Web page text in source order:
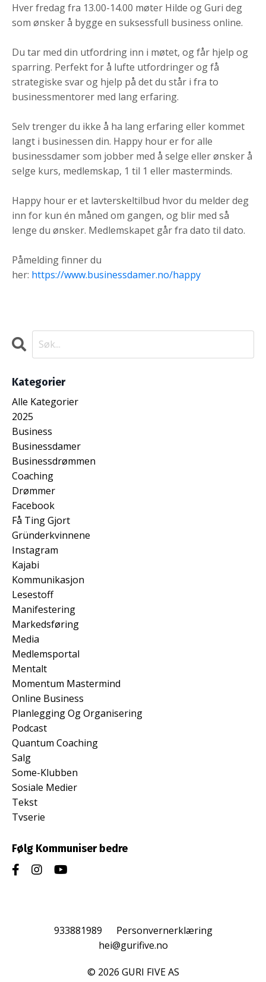
Hver fredag fra 13.00-14.00 møter Hilde og Guri deg
som ønsker å bygge en suksessfull business online.
Du tar med din utfordring inn i møtet, og får hjelp og
sparring. Perfekt for å lufte utfordringer og få
strategiske svar og hjelp på det du står i fra to
businessmentorer med lang erfaring.
Selv trenger du ikke å ha lang erfaring eller kommet
langt i businessen din. Happy hour er for alle
businessdamer som jobber med å selge eller ønsker å
selge kurs, medlemskap, 1 til 1 eller masterminds.
Happy hour er et lavterskeltilbud hvor du melder deg
inn for kun én måned om gangen, og blir med så
lenge du ønsker. Medlemskapet går fra dato til dato.
Påmelding finner du
her: https://www.businessdamer.no/happy
Kategorier
Alle Kategorier
2025
Business
Businessdamer
Businessdrømmen
Coaching
Drømmer
Facebook
Få Ting Gjort
Gründerkvinnene
Instagram
Kajabi
Kommunikasjon
Lesestoff
Manifestering
Markedsføring
Media
Medlemsportal
Mentalt
Momentum Mastermind
Online Business
Planlegging Og Organisering
Podcast
Quantum Coaching
Salg
Some-Klubben
Sosiale Medier
Tekst
Tvserie
Følg Kommuniser bedre
933881989
Personvernerklæring
hei@gurifive.no
© 2026 GURI FIVE AS